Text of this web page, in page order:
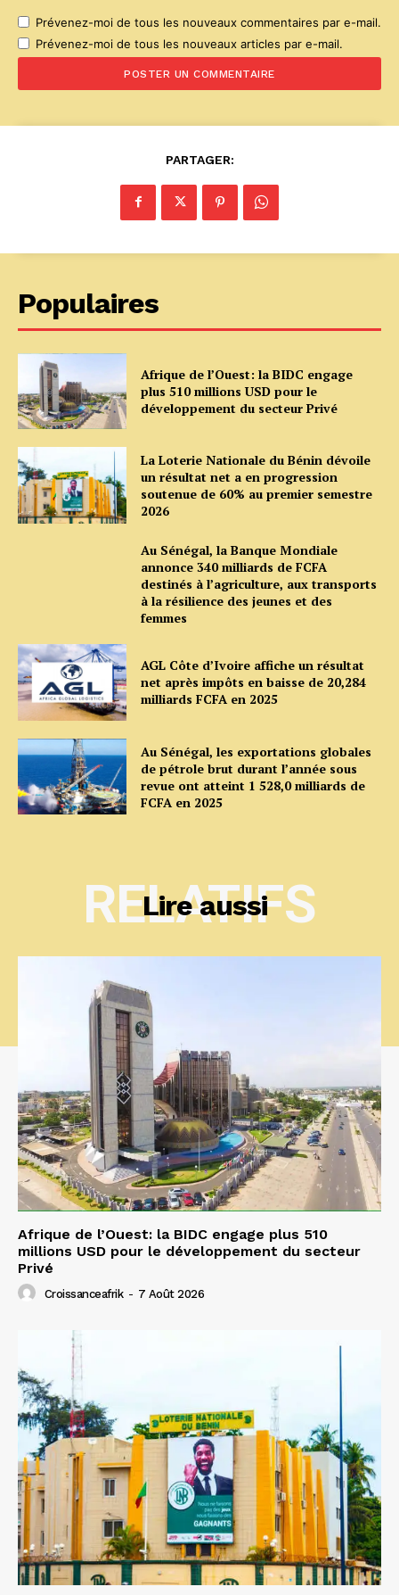
Prévenez-moi de tous les nouveaux commentaires par e-mail.
Prévenez-moi de tous les nouveaux articles par e-mail.
PARTAGER:
Populaires
Afrique de l’Ouest: la BIDC engage
plus 510 millions USD pour le
développement du secteur Privé
La Loterie Nationale du Bénin dévoile
un résultat net a en progression
soutenue de 60% au premier semestre
2026
Au Sénégal, la Banque Mondiale
annonce 340 milliards de FCFA
destinés à l’agriculture, aux transports
à la résilience des jeunes et des
femmes
AGL Côte d’Ivoire affiche un résultat
net après impôts en baisse de 20,284
milliards FCFA en 2025
Au Sénégal, les exportations globales
de pétrole brut durant l’année sous
revue ont atteint 1 528,0 milliards de
FCFA en 2025
Lire aussi
RELATIFS
Afrique de l’Ouest: la BIDC engage plus 510
millions USD pour le développement du secteur
Privé
Croissanceafrik - 7 Août 2026